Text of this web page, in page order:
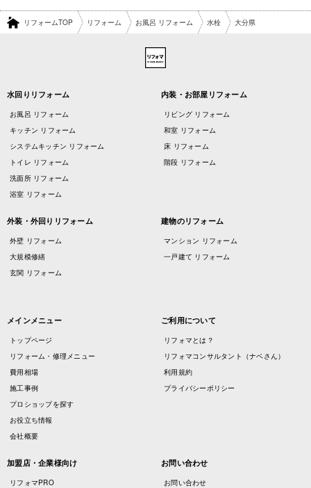
リフォームTOP リフォーム お風呂 リフォーム 水栓 大分県
水回りリフォーム
お風呂 リフォーム
キッチン リフォーム
システムキッチン リフォーム
トイレ リフォーム
洗面所 リフォーム
浴室 リフォーム
内装・お部屋リフォーム
リビング リフォーム
和室 リフォーム
床 リフォーム
階段 リフォーム
外装・外回りリフォーム
外壁 リフォーム
大規模修繕
玄関 リフォーム
建物のリフォーム
マンション リフォーム
一戸建て リフォーム
メインメニュー
トップページ
リフォーム・修理メニュー
費用相場
施工事例
プロショップを探す
お役立ち情報
会社概要
ご利用について
リフォマとは？
リフォマコンサルタント（ナベさん）
利用規約
プライバシーポリシー
加盟店・企業様向け
リフォマPRO
お問い合わせ
お問い合わせ